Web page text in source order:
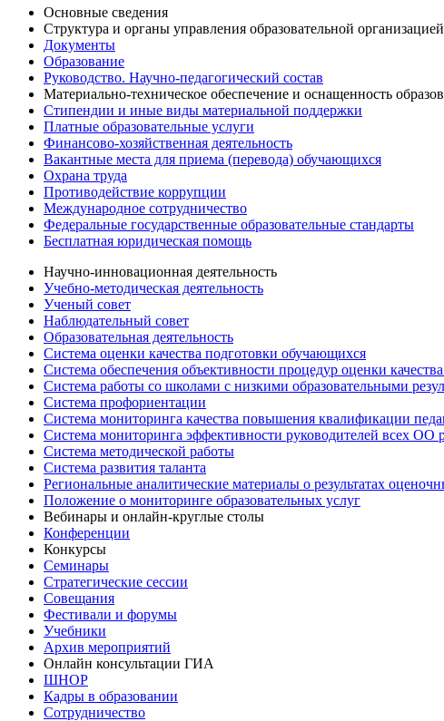
Основные сведения
Структура и органы управления образовательной организацией
Документы
Образование
Руководство. Научно-педагогический состав
Материально-техническое обеспечение и оснащенность
Стипендии и иные виды материальной поддержки
Платные образовательные услуги
Финансово-хозяйственная деятельность
Вакантные места для приема (перевода) обучающихся
Охрана труда
Противодействие коррупции
Международное сотрудничество
Федеральные государственные образовательные стандарты
Бесплатная юридическая помощь
Научно-инновационная деятельность
Учебно-методическая деятельность
Ученый совет
Наблюдательный совет
Образовательная деятельность
Система оценки качества подготовки обучающихся
Система обеспечения объективности процедур оценки
Система работы со школами с низкими образовательными
Система профориентации
Система мониторинга качества повышения квалификации
Система мониторинга эффективности руководителей всех ОО
Система методической работы
Система развития таланта
Региональные аналитические материалы о результатах
Положение о мониторинге образовательных услуг
Вебинары и онлайн-круглые столы
Конференции
Конкурсы
Семинары
Стратегические сессии
Совещания
Фестивали и форумы
Учебники
Архив мероприятий
Онлайн консультации ГИА
ШНОР
Кадры в образовании
Сотрудничество